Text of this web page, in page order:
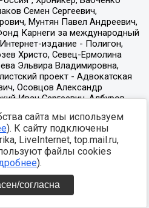
сайта мы используем
). К сайту подключены
LiveInternet, top.mail.ru,
файлы cookies
).
согласна